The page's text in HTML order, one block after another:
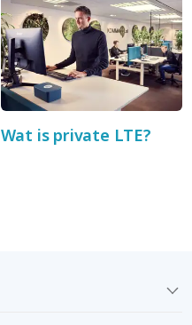
Wat is private LTE?